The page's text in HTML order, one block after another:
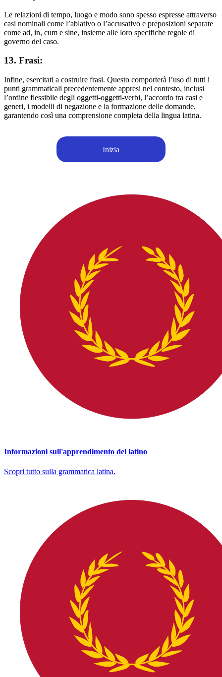
Le relazioni di tempo, luogo e modo sono spesso espresse attraverso
casi nominali come l’ablativo o l’accusativo e preposizioni separate
come ad, in, cum e sine, insieme alle loro specifiche regole di
governo del caso.
13. Frasi:
Infine, esercitati a costruire frasi. Questo comporterà l’uso di tutti i
punti grammaticali precedentemente appresi nel contesto, inclusi
l’ordine flessibile degli oggetti-oggetti-verbi, l’accordo tra casi e
generi, i modelli di negazione e la formazione delle domande,
garantendo così una comprensione completa della lingua latina.
Inizia
Informazioni sull'apprendimento del latino
Scopri tutto sulla grammatica latina.